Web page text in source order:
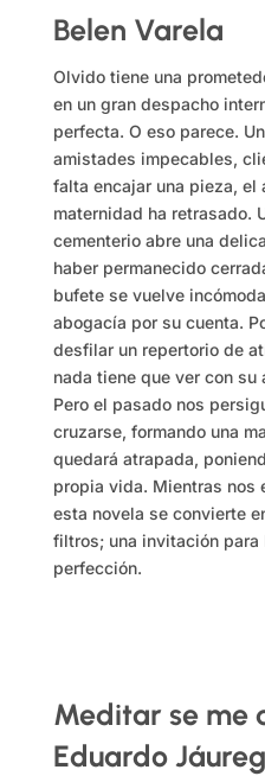
Belen Varela
Olvido tiene una
en un gran despacho
perfecta. O eso parece.
amistades impecables,
falta encajar una pieza, el
maternidad ha retrasado.
cementerio abre una
haber permanecido
bufete se vuelve
abogacía por su cuenta.
desfilar un repertorio de
nada tiene que ver con
Pero el pasado nos
cruzarse, formando una
quedará atrapada,
propia vida. Mientras nos
esta novela se convierte
filtros; una invitación
perfección.
Meditar se me
Eduardo